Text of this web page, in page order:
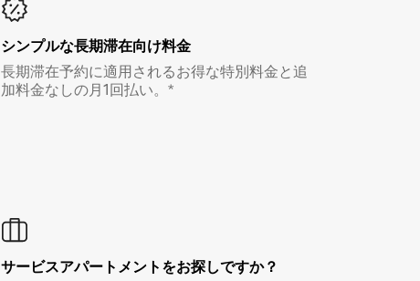
シンプルな長期滞在向け料金
長期滞在予約に適用されるお得な特別料金と追
加料金なしの月1回払い。*
サービスアパートメントをお探しですか？